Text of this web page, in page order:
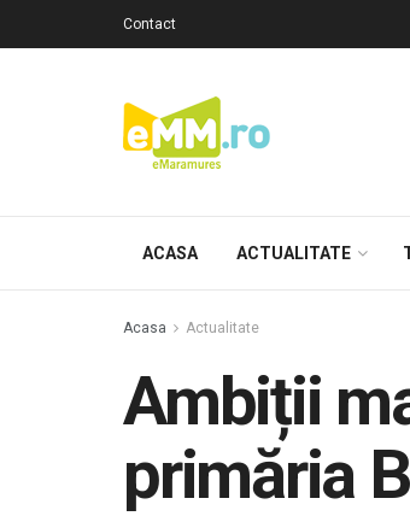
Contact
ACASA ACTUALITATE
Acasa Actualitate
Ambiții
primăria